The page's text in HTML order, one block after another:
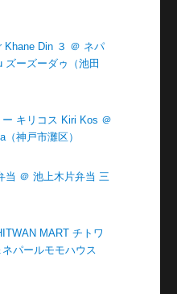
Khane Din ３ ＠ ネパ
ズーズーダゥ（池田
キリコス Kiri Kos ＠
神戸市灘区）
当 ＠ 池上木片弁当 三
MART チトワ
パールモモハウス